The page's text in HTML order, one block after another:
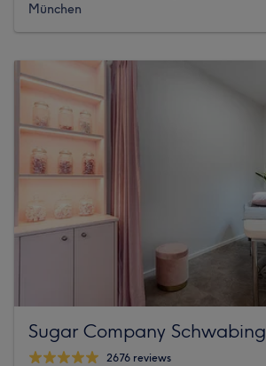
München
Sugar Company Schwabing
2676 reviews